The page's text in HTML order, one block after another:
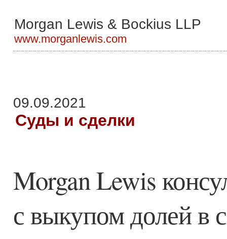
Morgan Lewis & Bockius LLP
www.morganlewis.com
09.09.2021
Суды и сделки
Morgan Lewis
с выкупом долей в